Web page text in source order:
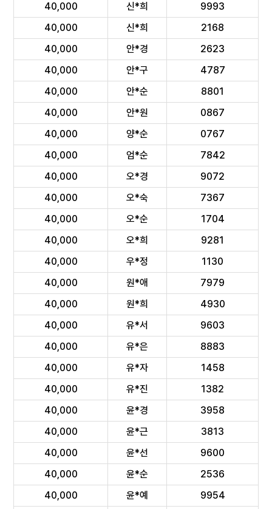
40,000
신*희
9993
40,000
신*희
2168
40,000
안*경
2623
40,000
안*구
4787
40,000
안*순
8801
40,000
안*원
0867
40,000
양*순
0767
40,000
엄*순
7842
40,000
오*경
9072
40,000
오*숙
7367
40,000
오*순
1704
40,000
오*희
9281
40,000
우*정
1130
40,000
원*애
7979
40,000
원*희
4930
40,000
유*서
9603
40,000
유*은
8883
40,000
유*자
1458
40,000
유*진
1382
40,000
윤*경
3958
40,000
윤*근
3813
40,000
윤*선
9600
40,000
윤*순
2536
40,000
윤*예
9954